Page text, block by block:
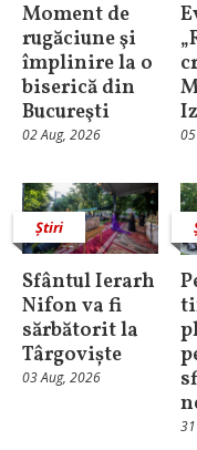
Moment de
rugăciune şi
împlinire la o
biserică din
Bucureşti
02 Aug, 2026
Știri
Sfântul Ierarh
Nifon va fi
sărbătorit la
Târgoviște
03 Aug, 2026